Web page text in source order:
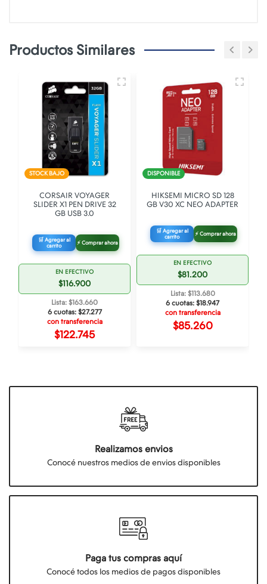
Productos Similares
STOCK BAJO
CORSAIR VOYAGER
SLIDER X1 PEN DRIVE 32
GB USB 3.0
🛒 Agregar al
carrito
⚡ Comprar ahora
EN EFECTIVO
$116.900
Lista: $163.660
6 cuotas: $27.277
con transferencia
$122.745
DISPONIBLE
HIKSEMI MICRO SD 128
GB V30 XC NEO ADAPTER
🛒 Agregar al
carrito
⚡ Comprar ahora
EN EFECTIVO
$81.200
Lista: $113.680
6 cuotas: $18.947
con transferencia
$85.260
Realizamos envios
Conocé nuestros medios de envios disponibles
Paga tus compras aquí
Conocé todos los medios de pagos disponibles